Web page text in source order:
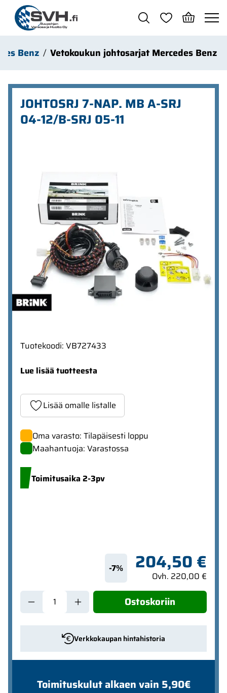
Siirry pääsisältöön
Benz Vetokoukun johtosarjat Mercedes Benz
JOHTOSRJ 7-NAP. MB A-SRJ
04-12/B-SRJ 05-11
Tuotekoodi: VB727433
Lue lisää tuotteesta
Lisää omalle listalle
Oma varasto: Tilapäisesti loppu
Maahantuoja: Varastossa
Toimitusaika 2-3pv
-7% 204,50 €
Ovh. 220,00 €
Ostoskoriin
Verkkokaupan hintahistoria
Toimituskulut alkaen vain 5,90€